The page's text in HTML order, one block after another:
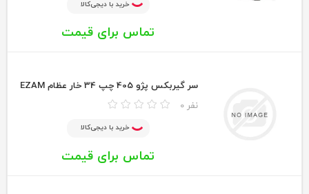
خرید با دیجی‌کالا
تماس برای قیمت
سر گيربكس پژو 405 چپ 34 خار عظام EZAM
0 نفر
خرید با دیجی‌کالا
تماس برای قیمت